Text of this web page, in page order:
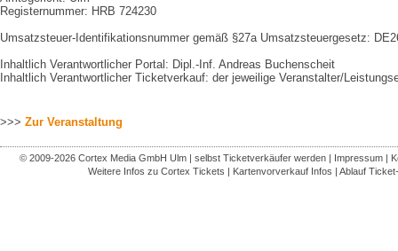
Registernummer: HRB 724230
Umsatzsteuer-Identifikationsnummer gemäß §27a Umsatzsteuergesetz:
Inhaltlich Verantwortlicher Portal: Dipl.-Inf. Andreas Buchenscheit
Inhaltlich Verantwortlicher Ticketverkauf: der jeweilige Veranstalter/
>>> Zur Veranstaltung
© 2009-2026 Cortex Media GmbH Ulm| selbst Ticketverkäufer werden| Impressum|
Weitere Infos zu Cortex Tickets | Kartenvorverkauf Infos | Ablauf